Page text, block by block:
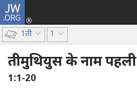
JW.ORG
1ती 1
तीमुथियुस के नाम पहली
1:1-20